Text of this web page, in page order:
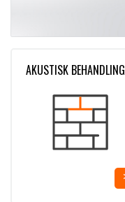
AKUSTISK BEHANDLING